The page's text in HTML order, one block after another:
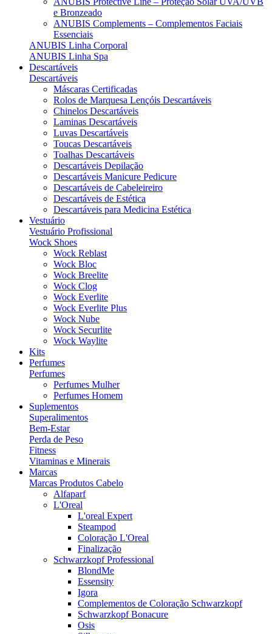
e Bronzeado
ANUBIS Complements – Complementos Faciais
Essenciais
ANUBIS Linha Corporal
ANUBIS Linha Spa
Descartáveis
Descartáveis
Máscaras Certificadas
Rolos de Marquesa Lençóis Descartáveis
Chinelos Descartáveis
Laminas Descartáveis
Luvas Descartáveis
Toucas Descartáveis
Toalhas Descartáveis
Descartáveis Depilação
Descartáveis Manicure Pedicure
Descartáveis de Cabeleireiro
Descartáveis de Estética
Descartáveis para Medicina Estética
Vestuário
Vestuário Profissional
Wock Shoes
Wock Reblast
Wock Bloc
Wock Breelite
Wock Clog
Wock Everlite
Wock Everlite Plus
Wock Nube
Wock Securlite
Wock Waylite
Kits
Perfumes
Perfumes
Perfumes Mulher
Perfumes Homem
Suplementos
Superalimentos
Bem-Estar
Perda de Peso
Fitness
Vitaminas e Minerais
Marcas
Marcas Produtos Cabelo
Alfaparf
L'Oreal
L'oreal Expert
Steampod
Coloração L'Oreal
Finalização
Schwarzkopf Professional
BlondMe
Essensity
Igora
Complementos de Coloração Schwarzkopf
Schwarzkopf Bonacure
Osis